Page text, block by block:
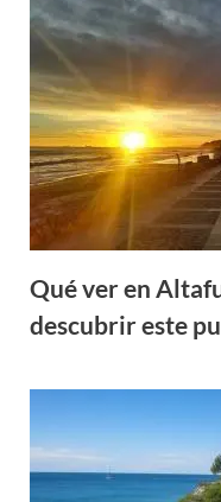
Qué ver en
descubrir este